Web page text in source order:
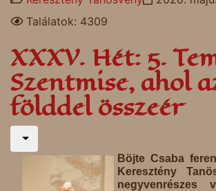
Találatok: 4309
XXXV. Hét: 5.
Szentmise, ahol
földdel összeér
Böjte Csaba
Keresztény
negyvenrészes